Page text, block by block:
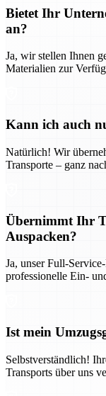
Bietet Ihr
an?
Ja, wir stellen Ihnen
Materialien zur
Kann ich auch
Natürlich! Wir
Transporte – ganz
Übernimmt Ihr
Auspacken?
Ja, unser Full-
professionelle Ein-
Ist mein
Selbstverständlich!
Transports über uns